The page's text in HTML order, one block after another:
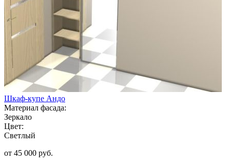
Шкаф-купе Андо
Материал фасада:
Зеркало
Цвет:
Светлый
от 45 000 руб.